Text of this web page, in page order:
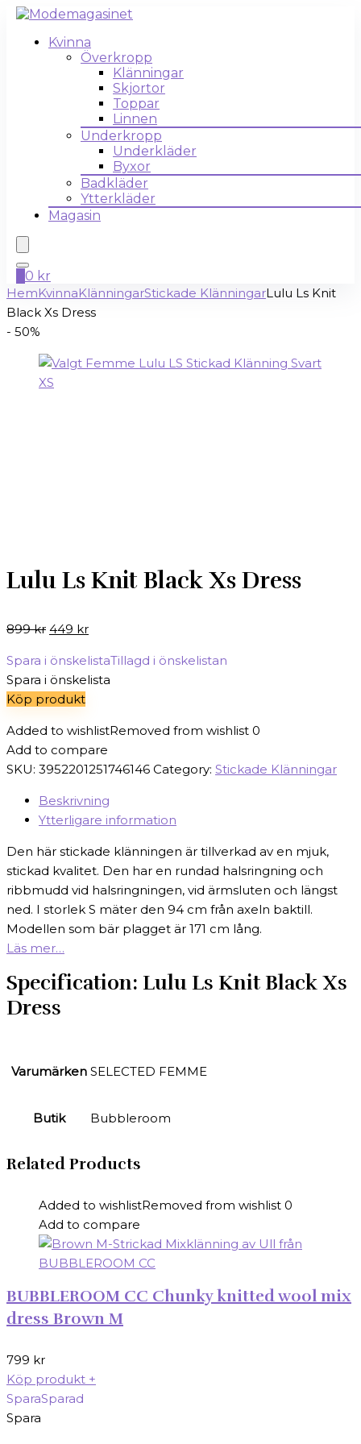
Kvinna
Överkropp
Klänningar
Skjortor
Toppar
Linnen
Underkropp
Underkläder
Byxor
Badkläder
Ytterkläder
Magasin
0 kr
HemKvinnaKlänningarStickade KlänningarLulu Ls Knit
Black Xs Dress
- 50%
Lulu Ls Knit Black Xs Dress
899kr Det
priset
var:
899 kr.
449 krDet
priset
är:
Spara i önskelistaTillagd i önskelistan
Spara i önskelista
Köp produkt
Added to wishlistRemoved from wishlist 0
Add to compare
SKU: 3952201251746146 Category: Stickade Klänningar
Beskrivning
Ytterligare information
Den här stickade klänningen är tillverkad av en mjuk,
stickad kvalitet. Den har en rundad halsringning och
ribbmudd vid halsringningen, vid ärmsluten och längst
ned. I storlek S mäter den 94 cm från axeln baktill.
Modellen som bär plagget är 171 cm lång.
Läs mer…
Specification: Lulu Ls Knit Black Xs
Dress
Varumärken SELECTED FEMME
Butik Bubbleroom
Related Products
Added to wishlistRemoved from wishlist 0
Add to compare
BUBBLEROOM CC Chunky knitted wool mix
dress Brown M
799 kr
Köp produkt +
SparaSparad
Spara